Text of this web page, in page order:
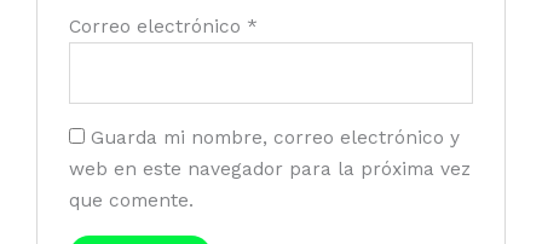
Correo electrónico *
Guarda mi nombre, correo electrónico y
web en este navegador para la próxima vez
que comente.